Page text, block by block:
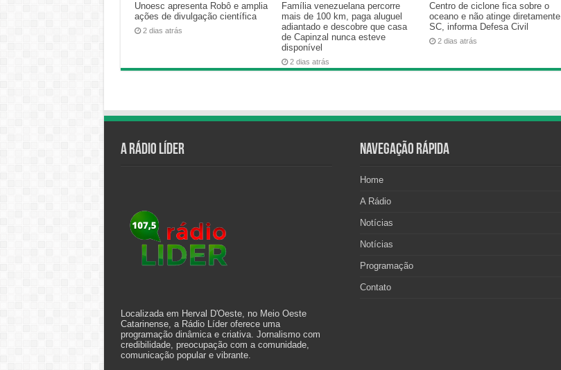
Unoesc apresenta Robô e amplia
ações de divulgação científica
2 dias atrás
Família venezuelana percorre
mais de 100 km, paga aluguel
adiantado e descobre que casa
de Capinzal nunca esteve
disponível
2 dias atrás
Centro de ciclone fica sobre o
oceano e não atinge diretamente
SC, informa Defesa Civil
2 dias atrás
A Rádio Líder
Localizada em Herval D'Oeste, no Meio Oeste
Catarinense, a Rádio Líder oferece uma
programação dinâmica e criativa. Jornalismo com
credibilidade, preocupação com a comunidade,
comunicação popular e vibrante.
Navegação Rápida
Home
A Rádio
Notícias
Notícias
Programação
Contato